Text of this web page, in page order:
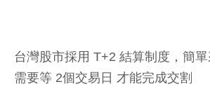
台灣股市採用 T+2 結算制度，簡
需要等 2個交易日 才能完成交割